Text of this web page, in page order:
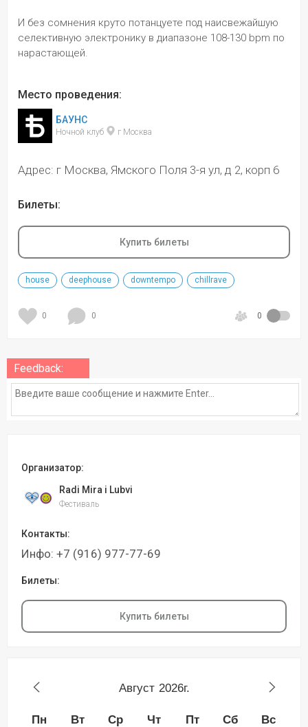
И без сомнения круто потанцуете под наисвежайшую
селективную электронику в диапазоне 108-130 bpm по
нарастающей.
Место проведения:
БАУНС
Ночной клуб г Москва
Адрес: г Москва, Ямского Поля 3-я ул, д 2, корп 6
Билеты:
Купить билеты
house deephouse downtempo chillrave
0 0 0
Feedback:
Организатор:
Radi Mira i Lubvi
Фестиваль
Контакты:
Инфо: +7 (916) 977-77-69
Билеты:
Купить билеты
Август 2026г.
Пн Вт Ср Чт Пт Сб Вс